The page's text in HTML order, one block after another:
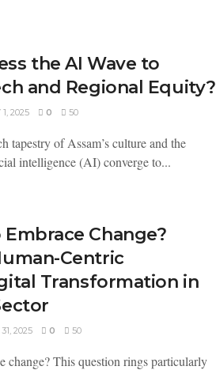
the AI Wave to
and Regional Equity?
1, 2025 0 50
tapestry of Assam’s culture and the
intelligence (AI) converge to...
Change?
Centric
Transformation in
2025 0 50
change? This question rings particularly